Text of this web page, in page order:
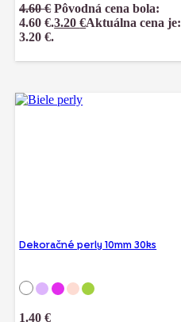
4.60€ Pôvodná cena bola:
4.60 €.3.20€Aktuálna cena je:
3.20 €.
Dekoračné perly 10mm 30ks
1.40€